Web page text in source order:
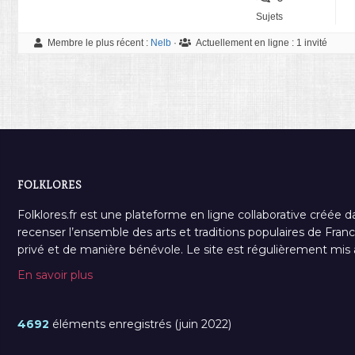
Sujets
Membre le plus récent : Nelb · Actuellement en ligne : 1 invité
FOLKLORES
Folklores.fr est une plateforme en ligne collaborative créée
recenser l’ensemble des arts et traditions populaires de
privé et de manière bénévole. Le site est régulièrement mis
En savoir plus
4692 éléments enregistrés (juin 2022)